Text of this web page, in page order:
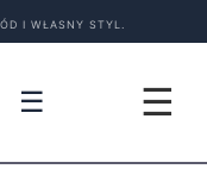
I WŁASNY STYL.
☰ ☰